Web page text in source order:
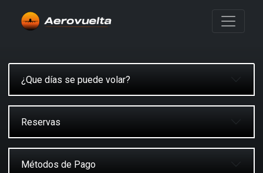
¿Que días se puede volar?
Reservas
Métodos de Pago